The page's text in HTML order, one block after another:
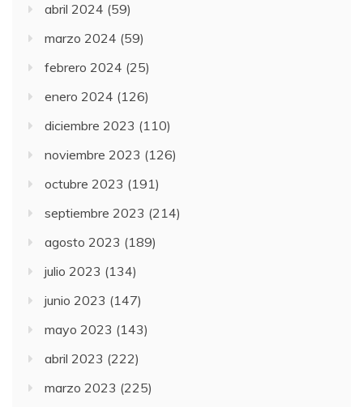
abril 2024 (59)
marzo 2024 (59)
febrero 2024 (25)
enero 2024 (126)
diciembre 2023 (110)
noviembre 2023 (126)
octubre 2023 (191)
septiembre 2023 (214)
agosto 2023 (189)
julio 2023 (134)
junio 2023 (147)
mayo 2023 (143)
abril 2023 (222)
marzo 2023 (225)